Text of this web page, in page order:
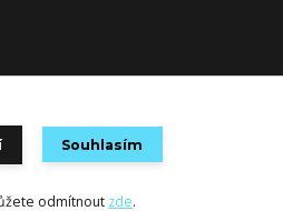
Souhlasím
odmítnout zde.